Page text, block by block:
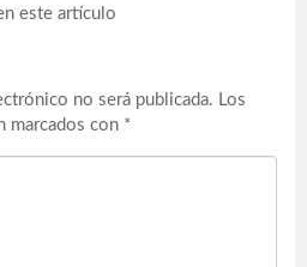
este artículo
no será publicada. Los
marcados con *